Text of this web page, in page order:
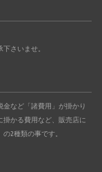
さいませ。
など「諸費用」が掛かり
掛かる費用など、販売店に
2種類の事です。